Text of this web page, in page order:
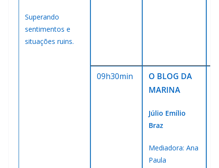
Superando
sentimentos e
situações ruins.
09h30min
O BLOG DA
MARINA
Júlio Emílio
Braz
Mediadora: Ana
Paula